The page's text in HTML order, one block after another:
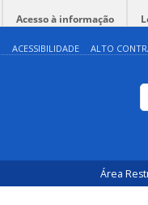
Acesso à informação
ACESSIBILIDADE ALTO
Área